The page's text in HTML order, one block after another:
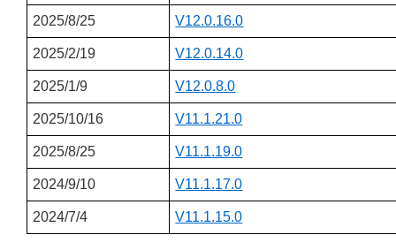
2025/8/25 V12.0.16.0
2025/2/19 V12.0.14.0
2025/1/9 V12.0.8.0
2025/10/16 V11.1.21.0
2025/8/25 V11.1.19.0
2024/9/10 V11.1.17.0
2024/7/4 V11.1.15.0